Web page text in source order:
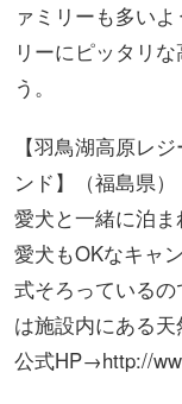
ァミリーも多い
リーにピッタリ
う。
【羽鳥湖高原レ
ンド】（福島県）
愛犬と一緒に泊ま
愛犬もOKなキャ
式そろっている
は施設内にある天
公式HP→http://